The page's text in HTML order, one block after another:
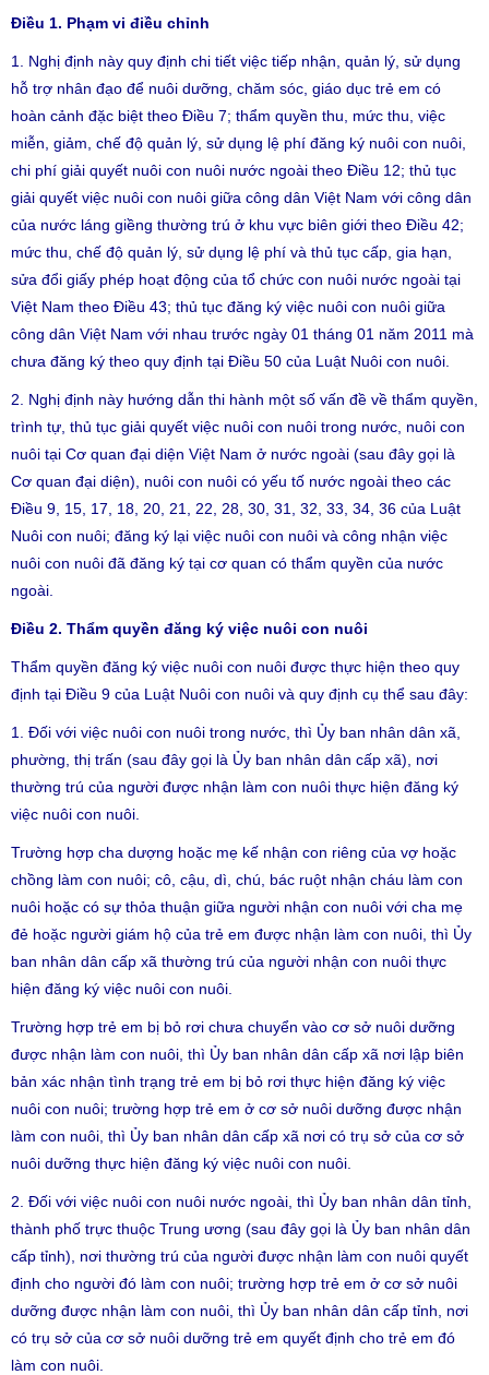
Điều 1. Phạm vi điều chỉnh
1. Nghị định này quy định chi tiết việc tiếp nhận, quản lý, sử dụng
hỗ trợ nhân đạo để nuôi dưỡng, chăm sóc, giáo dục trẻ em có
hoàn cảnh đặc biệt theo Điều 7; thẩm quyền thu, mức thu, việc
miễn, giảm, chế độ quản lý, sử dụng lệ phí đăng ký nuôi con nuôi,
chi phí giải quyết nuôi con nuôi nước ngoài theo Điều 12; thủ tục
giải quyết việc nuôi con nuôi giữa công dân Việt Nam với công dân
của nước láng giềng thường trú ở khu vực biên giới theo Điều 42;
mức thu, chế độ quản lý, sử dụng lệ phí và thủ tục cấp, gia hạn,
sửa đổi giấy phép hoạt động của tổ chức con nuôi nước ngoài tại
Việt Nam theo Điều 43; thủ tục đăng ký việc nuôi con nuôi giữa
công dân Việt Nam với nhau trước ngày 01 tháng 01 năm 2011 mà
chưa đăng ký theo quy định tại Điều 50 của Luật Nuôi con nuôi.
2. Nghị định này hướng dẫn thi hành một số vấn đề về thẩm quyền,
trình tự, thủ tục giải quyết việc nuôi con nuôi trong nước, nuôi con
nuôi tại Cơ quan đại diện Việt Nam ở nước ngoài (sau đây gọi là
Cơ quan đại diện), nuôi con nuôi có yếu tố nước ngoài theo các
Điều 9, 15, 17, 18, 20, 21, 22, 28, 30, 31, 32, 33, 34, 36 của Luật
Nuôi con nuôi; đăng ký lại việc nuôi con nuôi và công nhận việc
nuôi con nuôi đã đăng ký tại cơ quan có thẩm quyền của nước
ngoài.
Điều 2. Thẩm quyền đăng ký việc nuôi con nuôi
Thẩm quyền đăng ký việc nuôi con nuôi được thực hiện theo quy
định tại Điều 9 của Luật Nuôi con nuôi và quy định cụ thể sau đây:
1. Đối với việc nuôi con nuôi trong nước, thì Ủy ban nhân dân xã,
phường, thị trấn (sau đây gọi là Ủy ban nhân dân cấp xã), nơi
thường trú của người được nhận làm con nuôi thực hiện đăng ký
việc nuôi con nuôi.
Trường hợp cha dượng hoặc mẹ kế nhận con riêng của vợ hoặc
chồng làm con nuôi; cô, cậu, dì, chú, bác ruột nhận cháu làm con
nuôi hoặc có sự thỏa thuận giữa người nhận con nuôi với cha mẹ
đẻ hoặc người giám hộ của trẻ em được nhận làm con nuôi, thì Ủy
ban nhân dân cấp xã thường trú của người nhận con nuôi thực
hiện đăng ký việc nuôi con nuôi.
Trường hợp trẻ em bị bỏ rơi chưa chuyển vào cơ sở nuôi dưỡng
được nhận làm con nuôi, thì Ủy ban nhân dân cấp xã nơi lập biên
bản xác nhận tình trạng trẻ em bị bỏ rơi thực hiện đăng ký việc
nuôi con nuôi; trường hợp trẻ em ở cơ sở nuôi dưỡng được nhận
làm con nuôi, thì Ủy ban nhân dân cấp xã nơi có trụ sở của cơ sở
nuôi dưỡng thực hiện đăng ký việc nuôi con nuôi.
2. Đối với việc nuôi con nuôi nước ngoài, thì Ủy ban nhân dân tỉnh,
thành phố trực thuộc Trung ương (sau đây gọi là Ủy ban nhân dân
cấp tỉnh), nơi thường trú của người được nhận làm con nuôi quyết
định cho người đó làm con nuôi; trường hợp trẻ em ở cơ sở nuôi
dưỡng được nhận làm con nuôi, thì Ủy ban nhân dân cấp tỉnh, nơi
có trụ sở của cơ sở nuôi dưỡng trẻ em quyết định cho trẻ em đó
làm con nuôi.